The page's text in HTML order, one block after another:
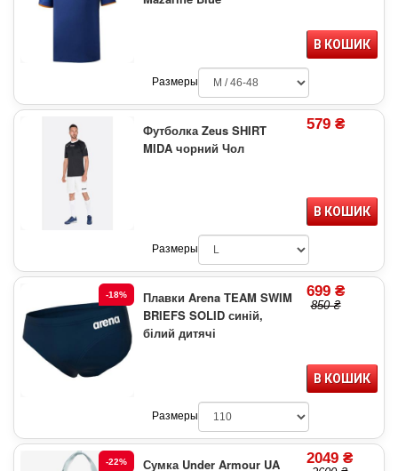
В КОШИК
Размеры
Футболка Zeus SHIRT
MIDA чорний Чол
579 ₴
В КОШИК
Размеры
-18%
Плавки Arena TEAM SWIM
BRIEFS SOLID синій,
білий дитячі
699 ₴
850 ₴
В КОШИК
Размеры
-22%
Сумка Under Armour UA
2049 ₴